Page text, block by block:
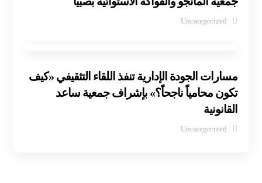
Uncategorized
مسارات الجودة الإدارية تنفذ اللقاء التثقيفي «كيف
تكون محامياً ناجحاً؟» بإشراف جمعية ساعد
القانونية
Uncategorized